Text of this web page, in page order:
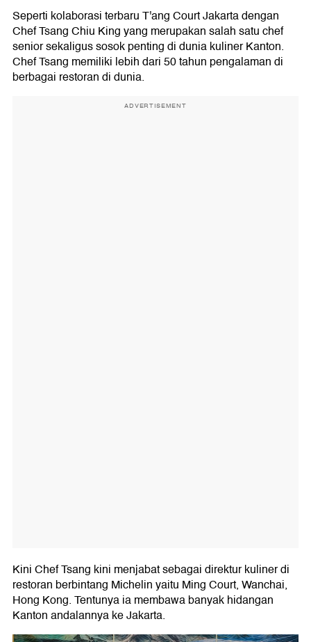
Seperti kolaborasi terbaru T'ang Court Jakarta dengan
Chef Tsang Chiu King yang merupakan salah satu chef
senior sekaligus sosok penting di dunia kuliner Kanton.
Chef Tsang memiliki lebih dari 50 tahun pengalaman di
berbagai restoran di dunia.
ADVERTISEMENT
Kini Chef Tsang kini menjabat sebagai direktur kuliner di
restoran berbintang Michelin yaitu Ming Court, Wanchai,
Hong Kong. Tentunya ia membawa banyak hidangan
Kanton andalannya ke Jakarta.